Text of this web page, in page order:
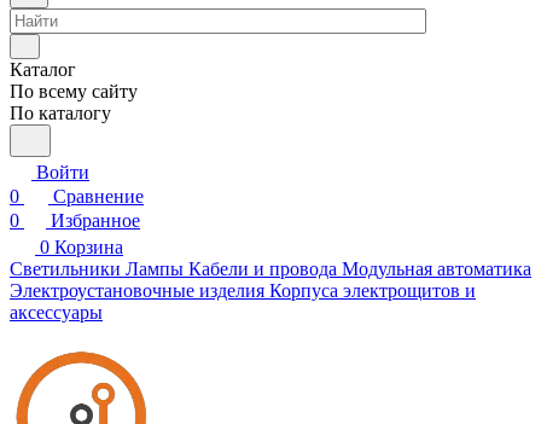
Каталог
По всему сайту
По каталогу
Войти
0
Сравнение
0
Избранное
0 Корзина
Светильники Лампы Кабели и провода Модульная автоматика
Электроустановочные изделия Корпуса электрощитов и
аксессуары